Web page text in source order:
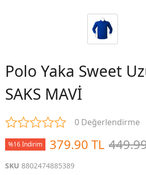
Polo Yaka Sweet
SAKS MAVİ
0 Değerlendirme
%16 İndirim 379.90 TL
SKU 8802474885389